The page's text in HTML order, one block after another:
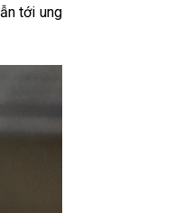
tới ung